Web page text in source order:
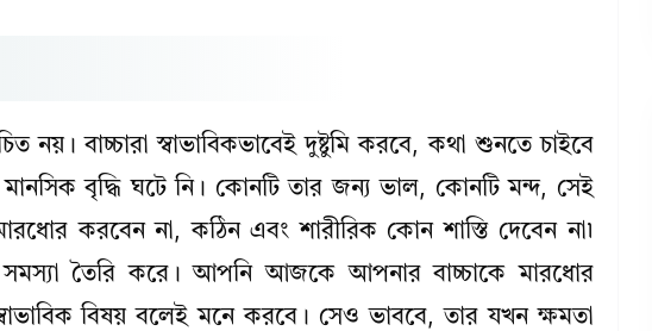
নয়। বাচ্চারা স্বাভাবিকভাবেই দুষ্টুমি করবে, কথা শুনতে চাইবে
বৃদ্ধি ঘটে নি। কোনটি তার জন্য ভাল, কোনটি মন্দ, সেই
করবেন না, কঠিন এবং শারীরিক কোন শাস্তি দেবেন না৷
সমস্যা তৈরি করে। আপনি আজকে আপনার বাচ্চাকে মারধোর
বিষয় বলেই মনে করবে। সেও ভাববে, তার যখন ক্ষমতা